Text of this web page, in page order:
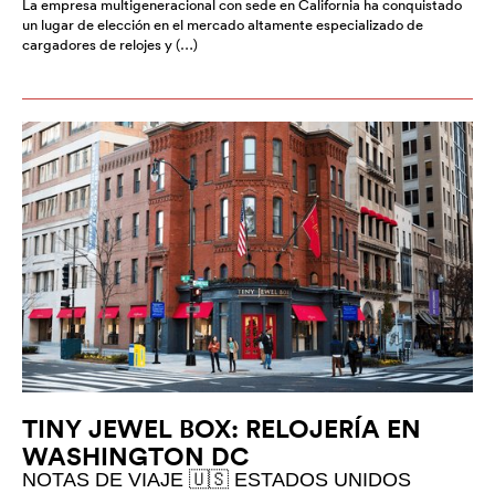
La empresa multigeneracional con sede en California ha conquistado
un lugar de elección en el mercado altamente especializado de
cargadores de relojes y (…)
TINY JEWEL BOX: RELOJERÍA EN
WASHINGTON DC
NOTAS DE VIAJE 🇺🇸 ESTADOS UNIDOS